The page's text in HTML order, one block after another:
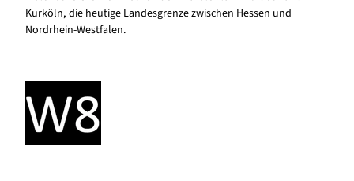
Kurköln, die heutige Landesgrenze zwischen Hessen und
Nordrhein-Westfalen.